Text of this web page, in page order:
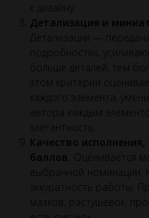
Детализация и
Детализация —
подробностях,
больше деталей, тем
этом критерии
каждого элемента,
автора каждым
элегантность.
Качество
баллов.
Оценивается
выбранной номинации.
аккуратность работы.
мазков, растушевок,